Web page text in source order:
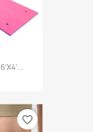
favorite_border